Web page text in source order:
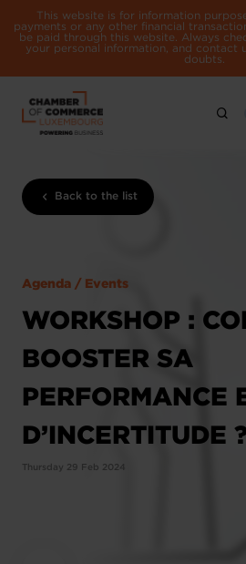
This website is for information
payments or any other financial
be paid through this website. Always
your personal information, and contact
doubts.
Back to the list
Agenda / Events
WORKSHOP :
BOOSTER SA
PERFORMANCE
D’INCERTITUDE
Thursday 29 Feb 2024